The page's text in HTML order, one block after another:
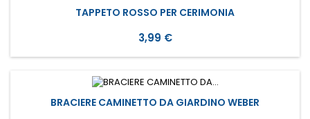
TAPPETO ROSSO PER CERIMONIA
Prezzo
3,99 €
BRACIERE CAMINETTO DA GIARDINO WEBER